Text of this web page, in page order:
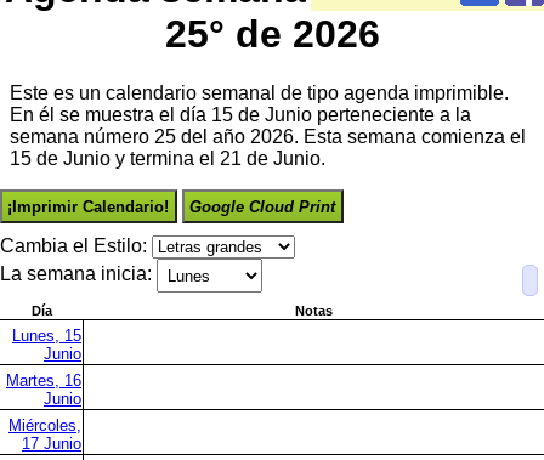
25° de 2026
Este es un calendario semanal de tipo agenda imprimible.
En él se muestra el día 15 de Junio perteneciente a la
semana número 25 del año 2026. Esta semana comienza el
15 de Junio y termina el 21 de Junio.
¡Imprimir Calendario! Google Cloud Print
Cambia el Estilo:
La semana inicia:
Día Notas
Lunes, 15
Junio
Martes, 16
Junio
Miércoles,
17 Junio